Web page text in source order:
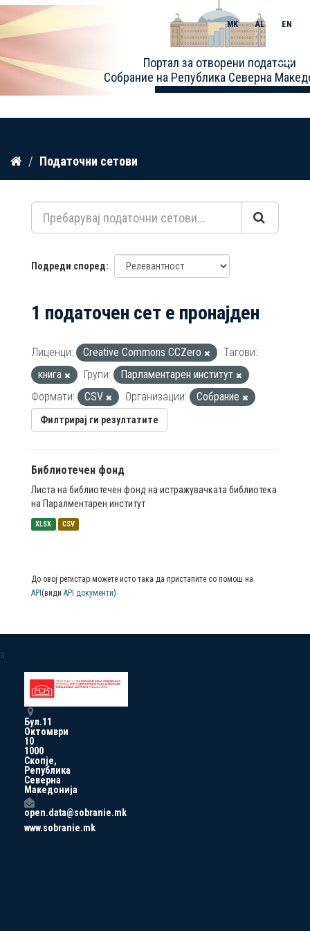
Прескокнете
содржина
Портал за отворени податоци
Собрание на Република Северна
MK AL EN
Toggle
Податочни сетови
Подреди според
1 податочен сет е пронајден
Лиценци: Creative Commons CCZero
Тагови:
книга
Групи:
Парламентарен институт
Формати:
CSV Организации: Собрание
Филтрирај ги резултатите
Библиотечен фонд
Листа на библиотечен фонд на истражувачката библиотека
на Паралментарен институт
XLSX CSV
До овој регистар можете исто така да пристапите со помош на
API (види API документи)
a
Бул.11
Октомври
10
1000
Скопје,
Република
Северна
Македонија
open.data@sobranie.mk
www.sobranie.mk